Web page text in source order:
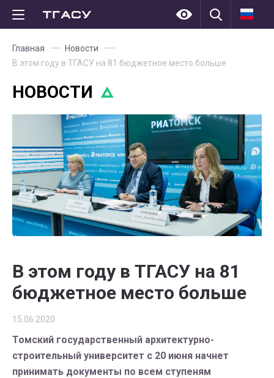
Главная
Новости
В этом году в ТГАСУ на 81 бюджетное место больше
НОВОСТИ
В этом году в ТГАСУ на 81
бюджетное место больше
15.06.2020
Томский государственный архитектурно-
строительный университет с 20 июня начнет
принимать документы по всем ступеням